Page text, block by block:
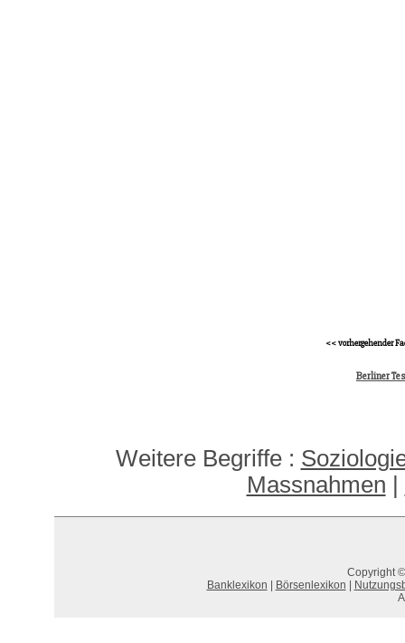
<< vorhergehender
Berliner
Weitere Begriffe :
Massnahmen
Copyright
Banklexikon
Börsenlexikon